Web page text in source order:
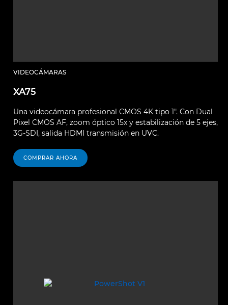
VIDEOCÁMARAS
XA75
Una videocámara profesional CMOS 4K tipo 1". Con Dual
Pixel CMOS AF, zoom óptico 15x y estabilización de 5 ejes,
3G-SDI, salida HDMI transmisión en UVC.
COMPRAR AHORA